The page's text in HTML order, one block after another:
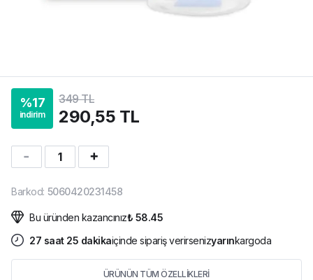
%17
indirim
349 TL
290,55 TL
1
Barkod: 5060420231458
Bu üründen kazancınız₺ 58.45
27 saat 25 dakikaiçinde sipariş verirsenizyarınkargoda
ÜRÜNÜN TÜM ÖZELLİKLERİ